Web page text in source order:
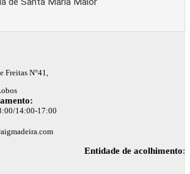
Freitas N°41,
14:00-17:00
Entidade de acolhimento: